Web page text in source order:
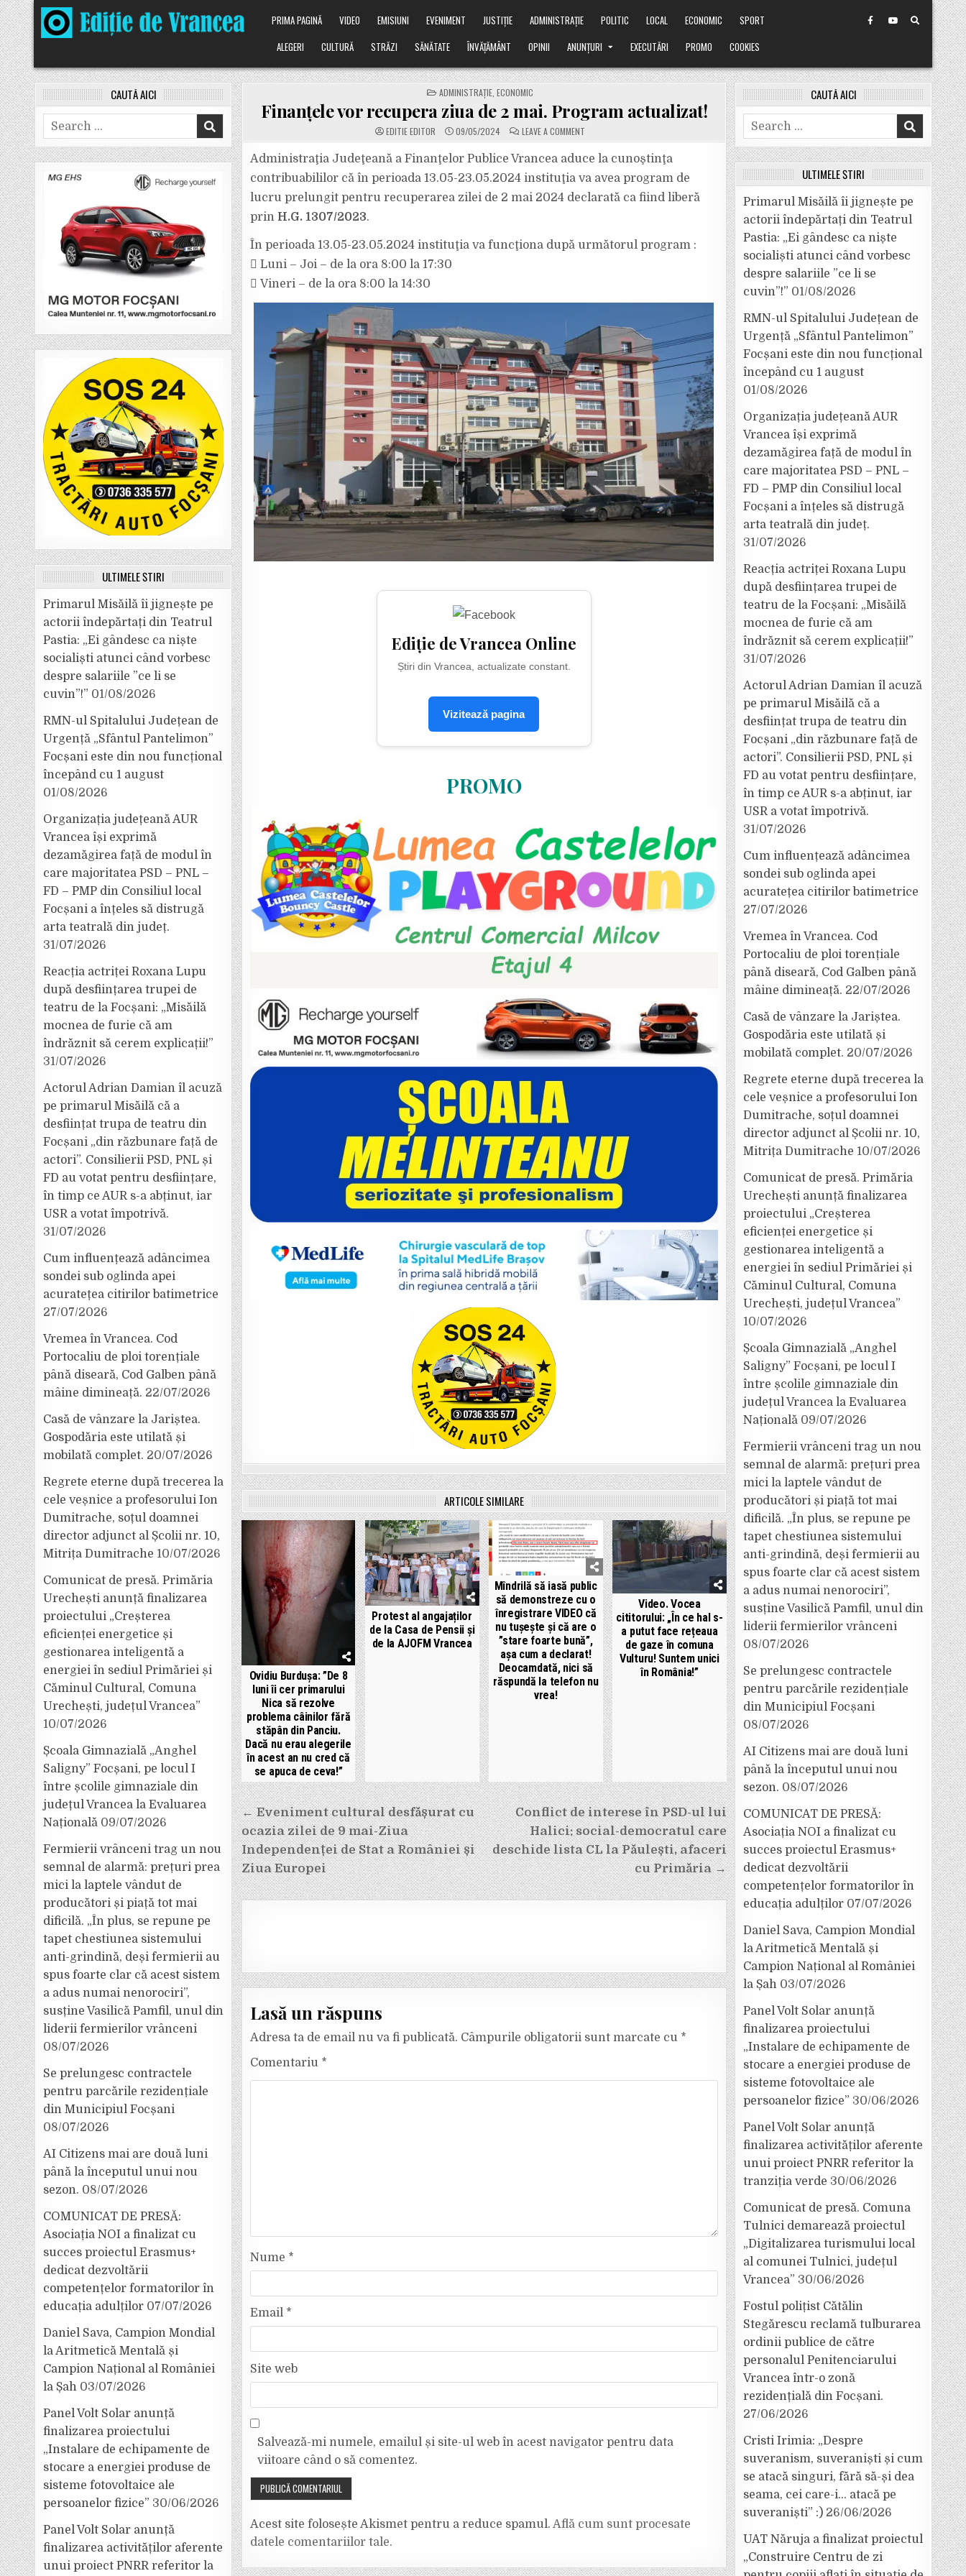
Skip
to
content
PRIMA PAGINĂ VIDEO EMISIUNI EVENIMENT JUSTIȚIE ADMINISTRAȚIE POLITIC LOCAL ECONOMIC
SPORT
ALEGERI
CULTURĂ STRĂZI SĂNĂTATE ÎNVĂȚĂMÂNT OPINII ANUNȚURI EXECUTĂRI PROMO COOKIES
POSTED
IN
ADMINISTRAȚIE ,ECONOMIC
Finanțele vor recupera ziua de 2 mai. Program actualizat!
EDITIE EDITOR 09/05/2024 LEAVE A COMMENT
FINANȚELE
RECUPERA
ZIUA
DE
2
MAI.
PROGRAM
Administraţia Judeţeană a Finanţelor Publice Vrancea aduce la cunoştinţa
contribuabililor că în perioada 13.05-23.05.2024 instituţia va avea program de
lucru prelungit pentru recuperarea zilei de 2 mai 2024 declarată ca fiind liberă
prinH.G. 1307/2023.
În perioada 13.05-23.05.2024 instituţia va funcţiona după următorul program :
 Luni – Joi – de la ora 8:00 la 17:30
 Vineri – de la ora 8:00 la 14:30
Ediție de Vrancea Online
Știri din Vrancea, actualizate constant.
Vizitează pagina
PROMO
ARTICOLE SIMILARE
Ovidiu Burdușa: ”De 8
luni îi cer primarului
Nica să rezolve
problema câinilor fără
stăpân din Panciu.
Dacă nu erau alegerile
în acest an nu cred că
se apuca de ceva!”
Protest al angajaților
de la Casa de Pensii și
de la AJOFM Vrancea
Mîndrilă să iasă public
să demonstreze cu o
înregistrare VIDEO că
nu tușește și că are o
”stare foarte bună”,
așa cum a declarat!
Deocamdată, nici să
răspundă la telefon nu
vrea!
Video. Vocea
cititorului: „În ce hal s-
a putut face rețeaua
de gaze în comuna
Vulturu! Suntem unici
în România!”
Navigare
în
articole
Conflict de interese în PSD-ul lui
Halici: social-democratul care
deschide lista CL la Păulești, afaceri
cu Primăria →
← Eveniment cultural desfășurat cu
ocazia zilei de 9 mai-Ziua
Independenței de Stat a României și
Ziua Europei
Lasă un răspuns
Adresa ta de email nu va fi publicată. Câmpurile obligatorii sunt marcate cu *
Comentariu *
Nume *
Email *
Site web
Salvează-mi numele, emailul și site-ul web în acest navigator pentru data
viitoare când o să comentez.
Acest site folosește Akismet pentru a reduce spamul. Află cum sunt procesate
datele comentariilor tale.
CAUTĂ AICI
Search
for:
ULTIMELE ȘTIRI
Primarul Misăilă îi jignește pe
actorii îndepărtați din Teatrul
Pastia: „Ei gândesc ca niște
socialiști atunci când vorbesc
despre salariile ”ce li se
cuvin”!” 01/08/2026
RMN-ul Spitalului Județean de
Urgență „Sfântul Pantelimon”
Focșani este din nou funcțional
începând cu 1 august
01/08/2026
Organizația județeană AUR
Vrancea își exprimă
dezamăgirea față de modul în
care majoritatea PSD – PNL –
FD – PMP din Consiliul local
Focșani a înțeles să distrugă
arta teatrală din județ.
31/07/2026
Reacția actriței Roxana Lupu
după desființarea trupei de
teatru de la Focșani: „Misăilă
mocnea de furie că am
îndrăznit să cerem explicații!”
31/07/2026
Actorul Adrian Damian îl acuză
pe primarul Misăilă că a
desființat trupa de teatru din
Focșani „din răzbunare față de
actori”. Consilierii PSD, PNL și
FD au votat pentru desființare,
în timp ce AUR s-a abținut, iar
USR a votat împotrivă.
31/07/2026
Cum influențează adâncimea
sondei sub oglinda apei
acuratețea citirilor batimetrice
27/07/2026
Vremea în Vrancea. Cod
Portocaliu de ploi torențiale
până diseară, Cod Galben până
mâine dimineață. 22/07/2026
Casă de vânzare la Jariștea.
Gospodăria este utilată și
mobilată complet. 20/07/2026
Regrete eterne după trecerea la
cele veșnice a profesorului Ion
Dumitrache, soțul doamnei
director adjunct al Școlii nr. 10,
Mitrița Dumitrache 10/07/2026
Comunicat de presă. Primăria
Urechești anunță finalizarea
proiectului „Creșterea
eficienței energetice și
gestionarea inteligentă a
energiei în sediul Primăriei și
Căminul Cultural, Comuna
Urechești, județul Vrancea”
10/07/2026
Școala Gimnazială „Anghel
Saligny” Focșani, pe locul I
între școlile gimnaziale din
județul Vrancea la Evaluarea
Națională 09/07/2026
Fermierii vrânceni trag un nou
semnal de alarmă: prețuri prea
mici la laptele vândut de
producători și piață tot mai
dificilă. „În plus, se repune pe
tapet chestiunea sistemului
anti-grindină, deși fermierii au
spus foarte clar că acest sistem
a adus numai nenorociri”,
susține Vasilică Pamfil, unul din
liderii fermierilor vrânceni
08/07/2026
Se prelungesc contractele
pentru parcările rezidențiale
din Municipiul Focșani
08/07/2026
AI Citizens mai are două luni
până la începutul unui nou
sezon. 08/07/2026
COMUNICAT DE PRESĂ:
Asociația NOI a finalizat cu
succes proiectul Erasmus+
dedicat dezvoltării
competențelor formatorilor în
educația adulților 07/07/2026
Daniel Sava, Campion Mondial
la Aritmetică Mentală și
Campion Național al României
la Șah 03/07/2026
Panel Volt Solar anunță
finalizarea proiectului
„Instalare de echipamente de
stocare a energiei produse de
sisteme fotovoltaice ale
persoanelor fizice” 30/06/2026
Panel Volt Solar anunță
finalizarea activităților aferente
unui proiect PNRR referitor la
CAUTĂ AICI
Search
for:
ULTIMELE ȘTIRI
Primarul Misăilă îi jignește pe
actorii îndepărtați din Teatrul
Pastia: „Ei gândesc ca niște
socialiști atunci când vorbesc
despre salariile ”ce li se
cuvin”!” 01/08/2026
RMN-ul Spitalului Județean de
Urgență „Sfântul Pantelimon”
Focșani este din nou funcțional
începând cu 1 august
01/08/2026
Organizația județeană AUR
Vrancea își exprimă
dezamăgirea față de modul în
care majoritatea PSD – PNL –
FD – PMP din Consiliul local
Focșani a înțeles să distrugă
arta teatrală din județ.
31/07/2026
Reacția actriței Roxana Lupu
după desființarea trupei de
teatru de la Focșani: „Misăilă
mocnea de furie că am
îndrăznit să cerem explicații!”
31/07/2026
Actorul Adrian Damian îl acuză
pe primarul Misăilă că a
desființat trupa de teatru din
Focșani „din răzbunare față de
actori”. Consilierii PSD, PNL și
FD au votat pentru desființare,
în timp ce AUR s-a abținut, iar
USR a votat împotrivă.
31/07/2026
Cum influențează adâncimea
sondei sub oglinda apei
acuratețea citirilor batimetrice
27/07/2026
Vremea în Vrancea. Cod
Portocaliu de ploi torențiale
până diseară, Cod Galben până
mâine dimineață. 22/07/2026
Casă de vânzare la Jariștea.
Gospodăria este utilată și
mobilată complet. 20/07/2026
Regrete eterne după trecerea la
cele veșnice a profesorului Ion
Dumitrache, soțul doamnei
director adjunct al Școlii nr. 10,
Mitrița Dumitrache 10/07/2026
Comunicat de presă. Primăria
Urechești anunță finalizarea
proiectului „Creșterea
eficienței energetice și
gestionarea inteligentă a
energiei în sediul Primăriei și
Căminul Cultural, Comuna
Urechești, județul Vrancea”
10/07/2026
Școala Gimnazială „Anghel
Saligny” Focșani, pe locul I
între școlile gimnaziale din
județul Vrancea la Evaluarea
Națională 09/07/2026
Fermierii vrânceni trag un nou
semnal de alarmă: prețuri prea
mici la laptele vândut de
producători și piață tot mai
dificilă. „În plus, se repune pe
tapet chestiunea sistemului
anti-grindină, deși fermierii au
spus foarte clar că acest sistem
a adus numai nenorociri”,
susține Vasilică Pamfil, unul din
liderii fermierilor vrânceni
08/07/2026
Se prelungesc contractele
pentru parcările rezidențiale
din Municipiul Focșani
08/07/2026
AI Citizens mai are două luni
până la începutul unui nou
sezon. 08/07/2026
COMUNICAT DE PRESĂ:
Asociația NOI a finalizat cu
succes proiectul Erasmus+
dedicat dezvoltării
competențelor formatorilor în
educația adulților 07/07/2026
Daniel Sava, Campion Mondial
la Aritmetică Mentală și
Campion Național al României
la Șah 03/07/2026
Panel Volt Solar anunță
finalizarea proiectului
„Instalare de echipamente de
stocare a energiei produse de
sisteme fotovoltaice ale
persoanelor fizice” 30/06/2026
Panel Volt Solar anunță
finalizarea activităților aferente
unui proiect PNRR referitor la
tranziția verde 30/06/2026
Comunicat de presă. Comuna
Tulnici demarează proiectul
„Digitalizarea turismului local
al comunei Tulnici, județul
Vrancea” 30/06/2026
Fostul polițist Cătălin
Stegărescu reclamă tulburarea
ordinii publice de către
personalul Penitenciarului
Vrancea într-o zonă
rezidențială din Focșani.
27/06/2026
Cristi Irimia: „Despre
suveranism, suveraniști și cum
se atacă singuri, fără să-și dea
seama, cei care-i… atacă pe
suveraniști” :) 26/06/2026
UAT Năruja a finalizat proiectul
„Construire Centru de zi